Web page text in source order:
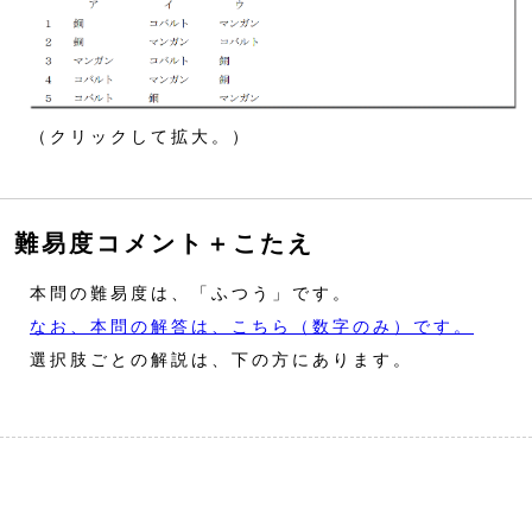
（クリックして拡大。）
難易度コメント＋こたえ
本問の難易度は、「ふつう」です。
なお、本問の解答は、こちら（数字のみ）です。
選択肢ごとの解説は、下の方にあります。